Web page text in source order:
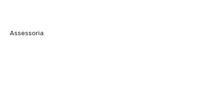
Assessoria